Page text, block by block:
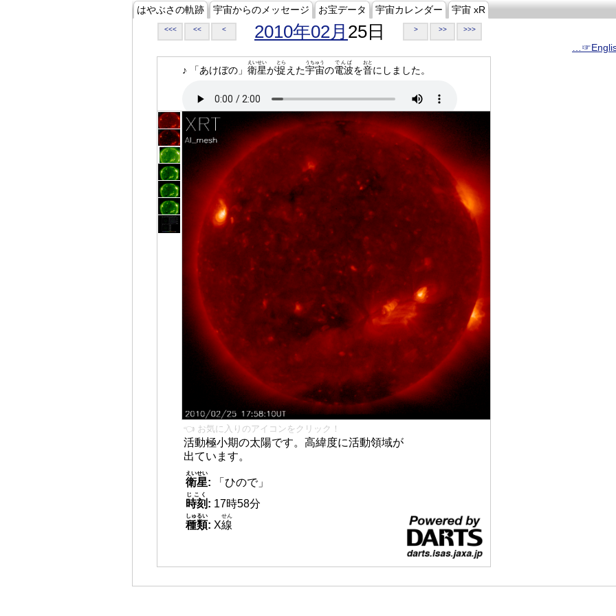
はやぶさの軌跡 宇宙からのメッセージ お宝データ 宇宙カレンダー 宇宙 xR
<<< << < 2010年02月 25日 > >> >>>
♪ 「あけぼの」 衛星
えいせい
が捉
とら
えた宇宙
うちゅう
の電波
でんぱ
を音
おと
にしました。
👈 お気に入りのアイコンをクリック！
活動極小期の太陽です。高緯度に活動領域が
出ています。
衛星
えいせい
:
「ひので」
時刻
じこく
: 17時58分
種類
しゅるい
: X線
せん